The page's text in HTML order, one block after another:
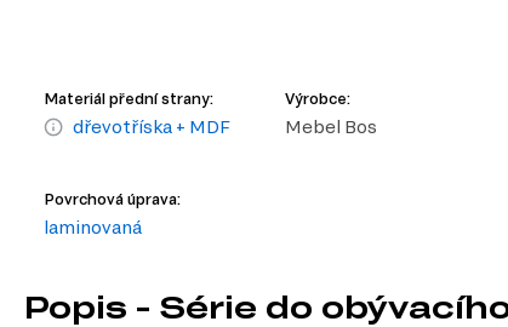
Materiál přední strany:
dřevotříska + MDF
Výrobce:
Mebel Bos
Povrchová úprava:
laminovaná
Popis - Série do